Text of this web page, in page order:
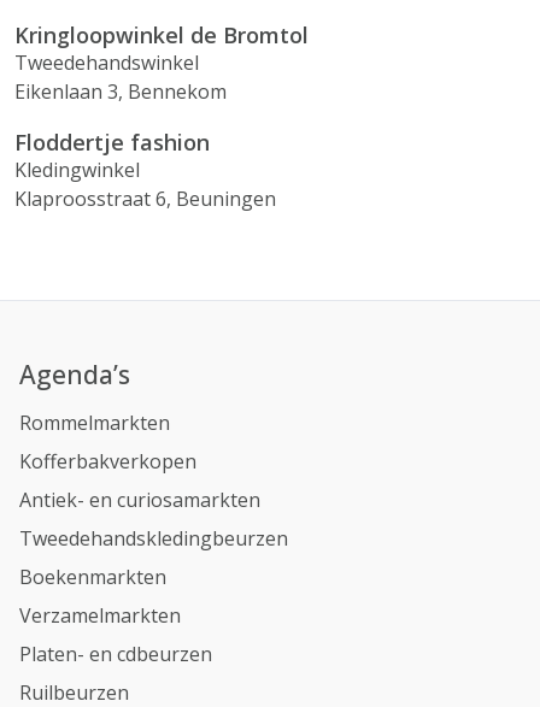
Kringloopwinkel de Bromtol
Tweedehandswinkel
Eikenlaan 3, Bennekom
Floddertje fashion
Kledingwinkel
Klaproosstraat 6, Beuningen
Agenda’s
Rommelmarkten
Kofferbakverkopen
Antiek- en curiosamarkten
Tweedehandskledingbeurzen
Boekenmarkten
Verzamelmarkten
Platen- en cdbeurzen
Ruilbeurzen